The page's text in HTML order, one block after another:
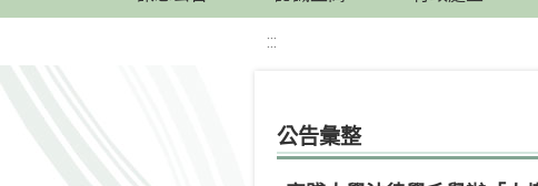
:::
公告彙整